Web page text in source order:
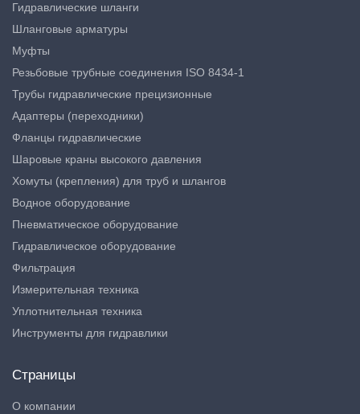
Гидравлические шланги
Шланговые арматуры
Муфты
Резьбовые трубные соединения ISO 8434-1
Трубы гидравлические прецизионные
Адаптеры (переходники)
Фланцы гидравлические
Шаровые краны высокого давления
Хомуты (крепления) для труб и шлангов
Водное оборудование
Пневматическое оборудование
Гидравлическое оборудование
Фильтрация
Измерительная техника
Уплотнительная техника
Инструменты для гидравлики
Страницы
О компании